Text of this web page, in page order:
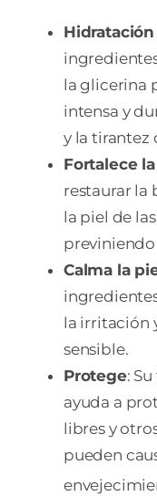
la glicerina
intensa y
y la tirantez
Fortalece
restaurar la
la piel de
Calma la
la irritación
sensible.
Protege:
ayuda a
libres y
pueden